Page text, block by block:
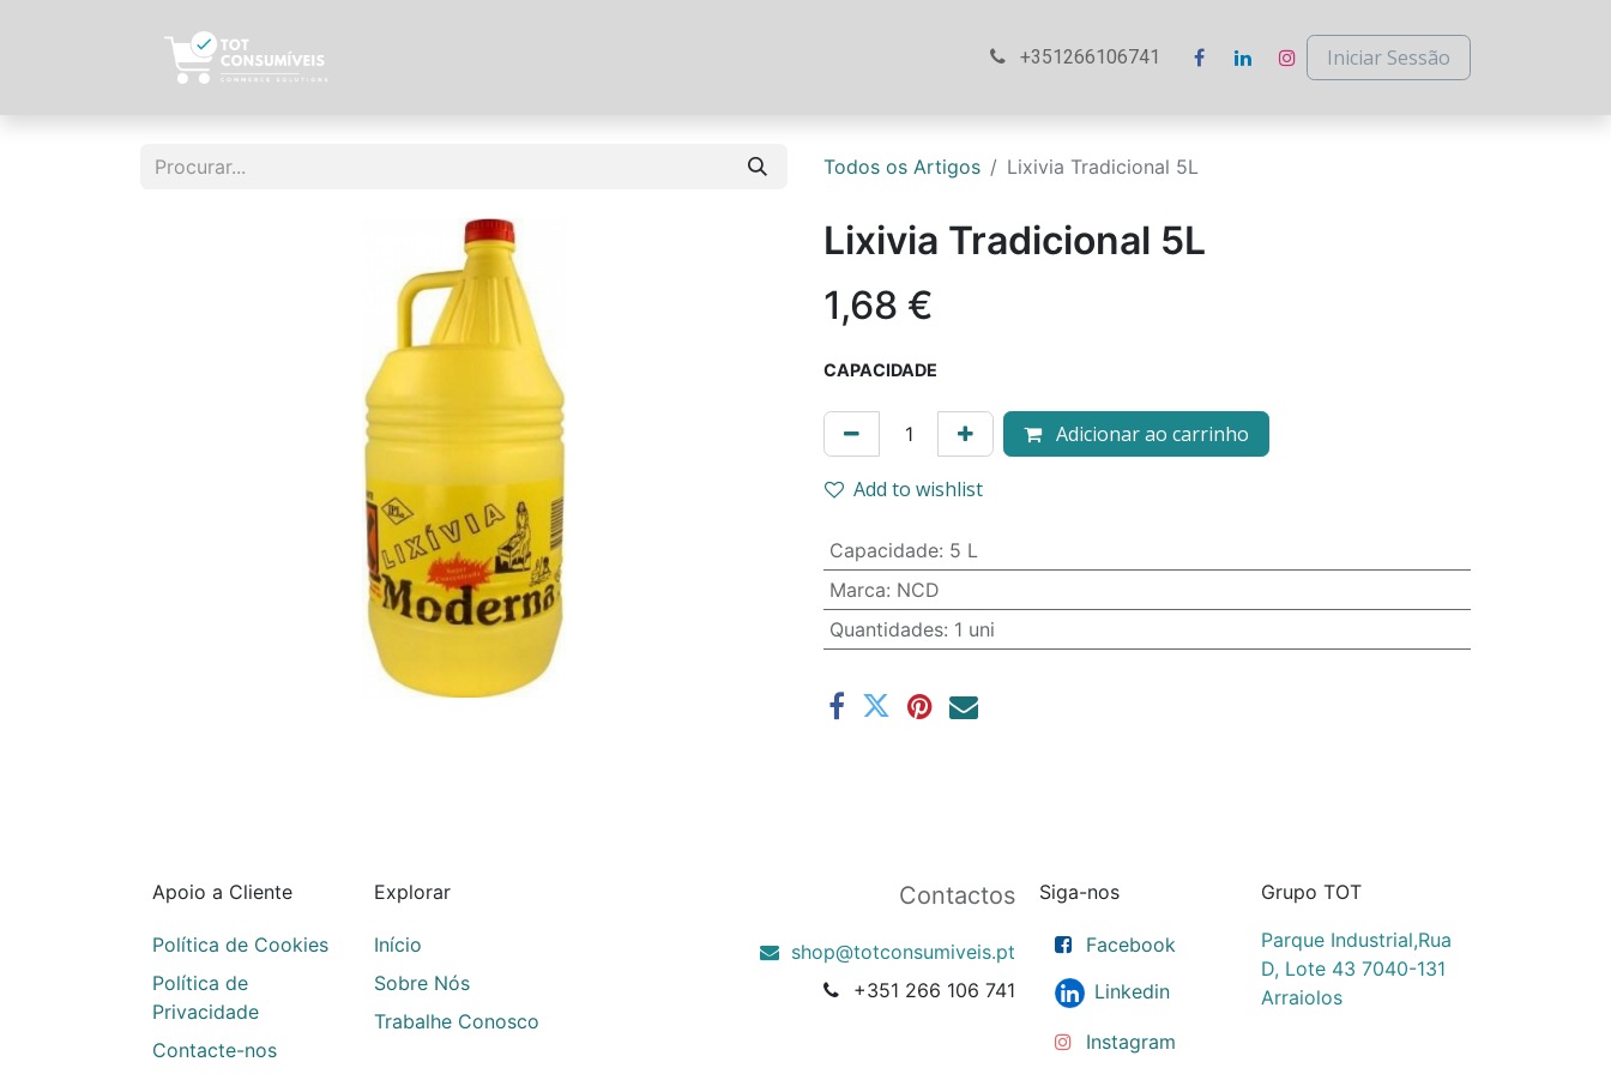
+351266106741 Iniciar Sessão
Todos os Artigos Lixivia Tradicional 5L
Lixivia Tradicional 5L
1,68 €
CAPACIDADE
Adicionar ao carrinho
Add to wishlist
Capacidade: 5 L
Marca: NCD
Quantidades: 1 uni
Grupo TOT
Parque Industrial,Rua
D, Lote 43 7040-131
Arraiolos
Apoio a Cliente
Política de Cookies
Política de
Privacidade
Contacte-nos
Explorar
Início
Sobre Nós
Trabalhe Conosco
Contactos
shop@totconsumiveis.pt
+351 266 106 741
Siga-nos
Facebook
Linkedin
Instagram